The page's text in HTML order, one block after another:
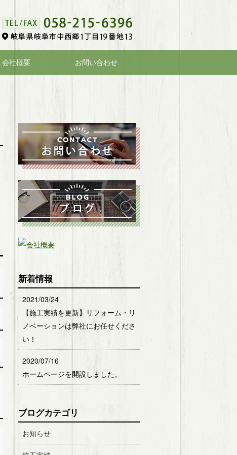
会社概要 お問い合わせ
新着情報
2021/03/24
【施工実績を更新】リフォーム・リ
ノベーションは弊社にお任せくださ
い！
2020/07/16
ホームページを開設しました。
ブログカテゴリ
お知らせ